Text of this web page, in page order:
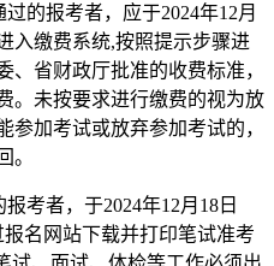
的报考者，应于2024年12月
入缴费系统,按照提示步骤进
、省财政厅批准的收费标准，
。未按要求进行缴费的视为放
参加考试或放弃参加考试的，
。
考者，于2024年12月18日
报名网站下载并打印笔试准考